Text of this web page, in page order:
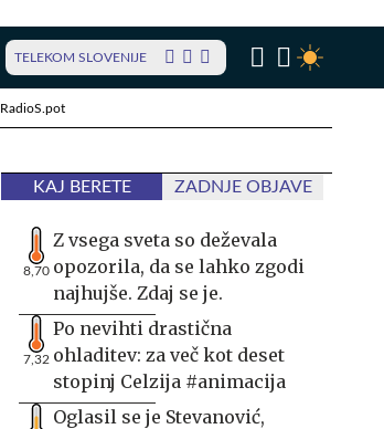
RadioS.pot
TELEKOM SLOVENIJE
KAJ BERETE ZADNJE OBJAVE
8,70
Z vsega sveta so deževala
opozorila, da se lahko zgodi
najhujše. Zdaj se je.
7,32
Po nevihti drastična
ohladitev: za več kot deset
stopinj Celzija #animacija
Oglasil se je Stevanović,